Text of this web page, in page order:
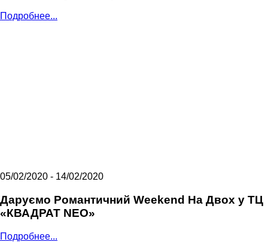
Подробнее...
05/02/2020 - 14/02/2020
Даруємо Романтичний Weekend На Двох у ТЦ
«КВАДРАТ NEO»
Подробнее...